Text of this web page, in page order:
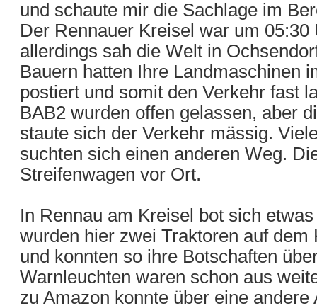
und schaute mir die Sachlage im
Der Rennauer Kreisel war um
allerdings sah die Welt in
Bauern hatten Ihre Landmaschinen
postiert und somit den Verkehr fast
BAB2 wurden offen gelassen, aber
staute sich der Verkehr mässig.
suchten sich einen anderen Weg.
Streifenwagen vor Ort.
In Rennau am Kreisel bot sich
wurden hier zwei Traktoren auf
und konnten so ihre Botschaften
Warnleuchten waren schon aus
zu Amazon konnte über eine andere